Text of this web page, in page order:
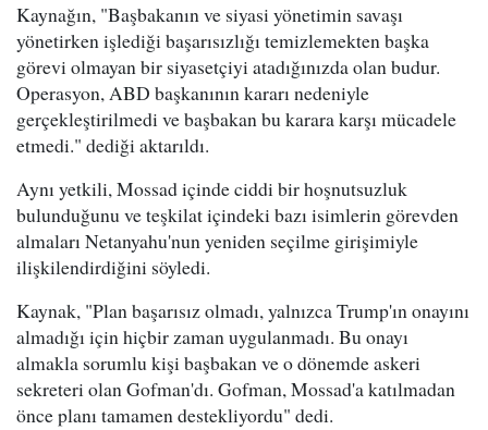
Kaynağın, "Başbakanın ve siyasi yönetimin savaşı
yönetirken işlediği başarısızlığı temizlemekten başka
görevi olmayan bir siyasetçiyi atadığınızda olan budur.
Operasyon, ABD başkanının kararı nedeniyle
gerçekleştirilmedi ve başbakan bu karara karşı mücadele
etmedi." dediği aktarıldı.
Aynı yetkili, Mossad içinde ciddi bir hoşnutsuzluk
bulunduğunu ve teşkilat içindeki bazı isimlerin görevden
almaları Netanyahu'nun yeniden seçilme girişimiyle
ilişkilendirdiğini söyledi.
Kaynak, "Plan başarısız olmadı, yalnızca Trump'ın onayını
almadığı için hiçbir zaman uygulanmadı. Bu onayı
almakla sorumlu kişi başbakan ve o dönemde askeri
sekreteri olan Gofman'dı. Gofman, Mossad'a katılmadan
önce planı tamamen destekliyordu" dedi.